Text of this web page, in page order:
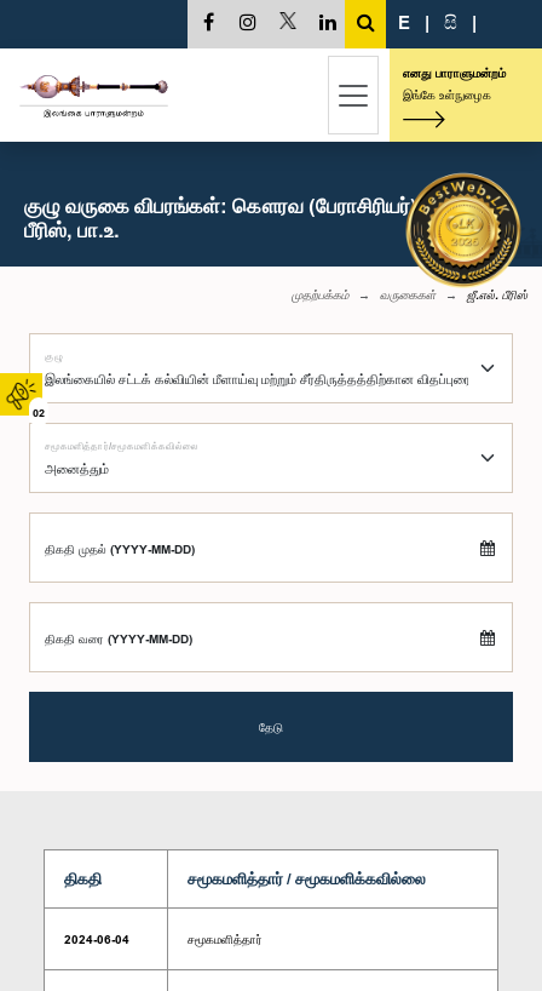
02
E | සි |
எனது பாராளுமன்றம்
இங்கே உள்நுழைக
குழு வருகை விபரங்கள்: கௌரவ (பேராசிரியர்) ஜீ.எல்.
பீரிஸ், பா.உ.
முதற்பக்கம் வருகைகள் ஜீ.எல். பீரிஸ்
குழு
சமூகமளித்தார்/சமூகமளிக்கவில்லை
திகதி முதல் (YYYY-MM-DD)
திகதி வரை (YYYY-MM-DD)
தேடு
திகதி சமூகமளித்தார் / சமூகமளிக்கவில்லை
2024-06-04 சமூகமளித்தார்